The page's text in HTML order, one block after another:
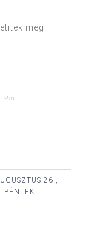
meg.
Pin
26.,
PÉNTEK